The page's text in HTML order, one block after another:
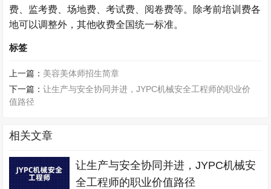
费、监考费、场地费、考试费、阅卷费等。除考前培训费各
地可以调整外，其他收费全国统一标准。
标签
上一篇： 美容美体师招生简章
下一篇：让生产与安全协同并进，JYPC机械安全工程师的职业价
值路径
相关文章
让生产与安全协同并进，JYPC机械安
全工程师的职业价值路径